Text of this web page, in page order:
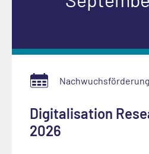
Nachwuchsförderung
Digitalisation
2026